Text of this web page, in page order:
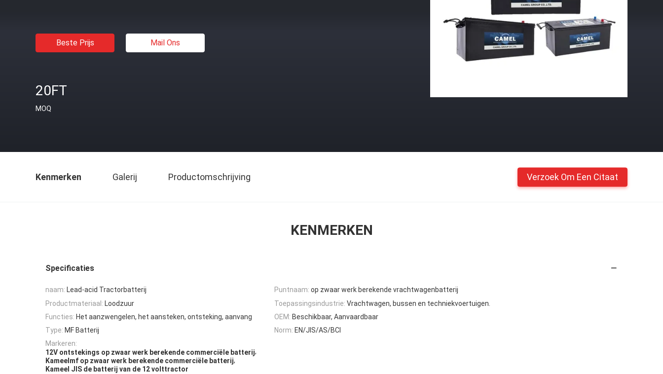
Beste Prijs Mail Ons
20FT
MOQ
Kenmerken Galerij Productomschrijving Verzoek Om Een Citaat
KENMERKEN
Specificaties
naam: Lead-acid Tractorbatterij Puntnaam: op zwaar werk berekende vrachtwagenbatterij
Productmateriaal: Loodzuur Toepassingsindustrie: Vrachtwagen, bussen en techniekvoertuigen.
Functies: Het aanzwengelen, het aansteken, ontsteking, aanvang OEM: Beschikbaar, Aanvaardbaar
Type: MF Batterij Norm: EN/JIS/AS/BCI
Markeren:
12V ontstekings op zwaar werk berekende commerciële batterij,
Kameelmf op zwaar werk berekende commerciële batterij,
Kameel JIS de batterij van de 12 volttractor